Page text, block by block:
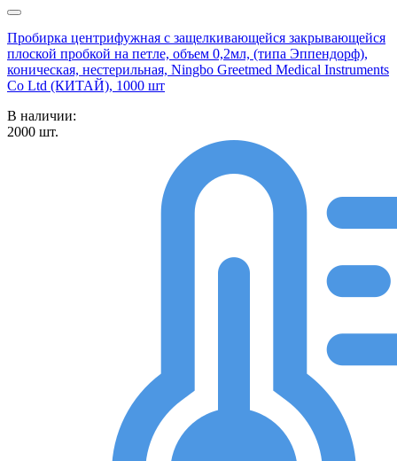
Пробирка центрифужная с защелкивающейся закрывающейся
плоской пробкой на петле, объем 0,2мл, (типа Эппендорф),
коническая, нестерильная, Ningbo Greetmed Medical Instruments
Co Ltd (КИТАЙ), 1000 шт
В наличии:
2000 шт.